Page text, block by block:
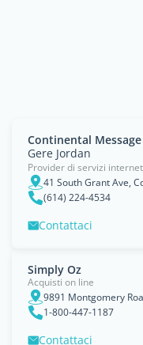
Continental
Gere Jordan
Provider di servizi internet
41 South Grant Ave,
(614) 224-4534
Contattaci
Simply Oz
Acquisti on line
9891 Montgomery
1-800-447-1187
Contattaci